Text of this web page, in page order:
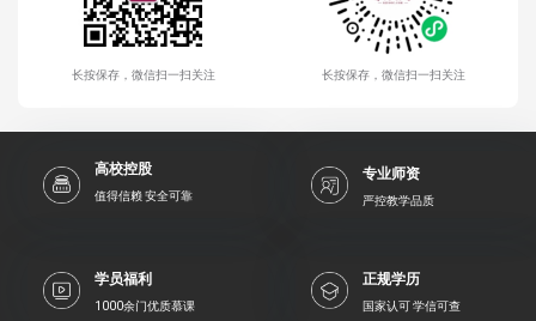
长按保存，微信扫一扫关注 长按保存，微信扫一扫关注
高校控股
值得信赖 安全可靠
专业师资
严控教学品质
学员福利
1000余门优质慕课
正规学历
国家认可 学信可查